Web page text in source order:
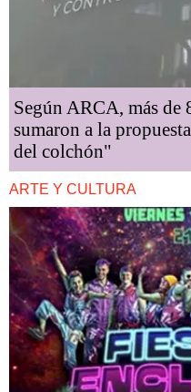
Según ARCA, más de
sumaron a la
del colchón"
ARTE Y CULTURA